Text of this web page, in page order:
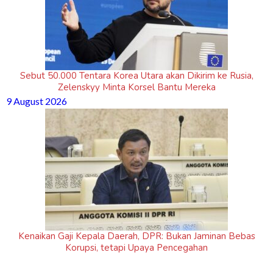
Sebut 50.000 Tentara Korea Utara akan Dikirim ke Rusia,
Zelenskyy Minta Korsel Bantu Mereka
9 August 2026
Kenaikan Gaji Kepala Daerah, DPR: Bukan Jaminan Bebas
Korupsi, tetapi Upaya Pencegahan